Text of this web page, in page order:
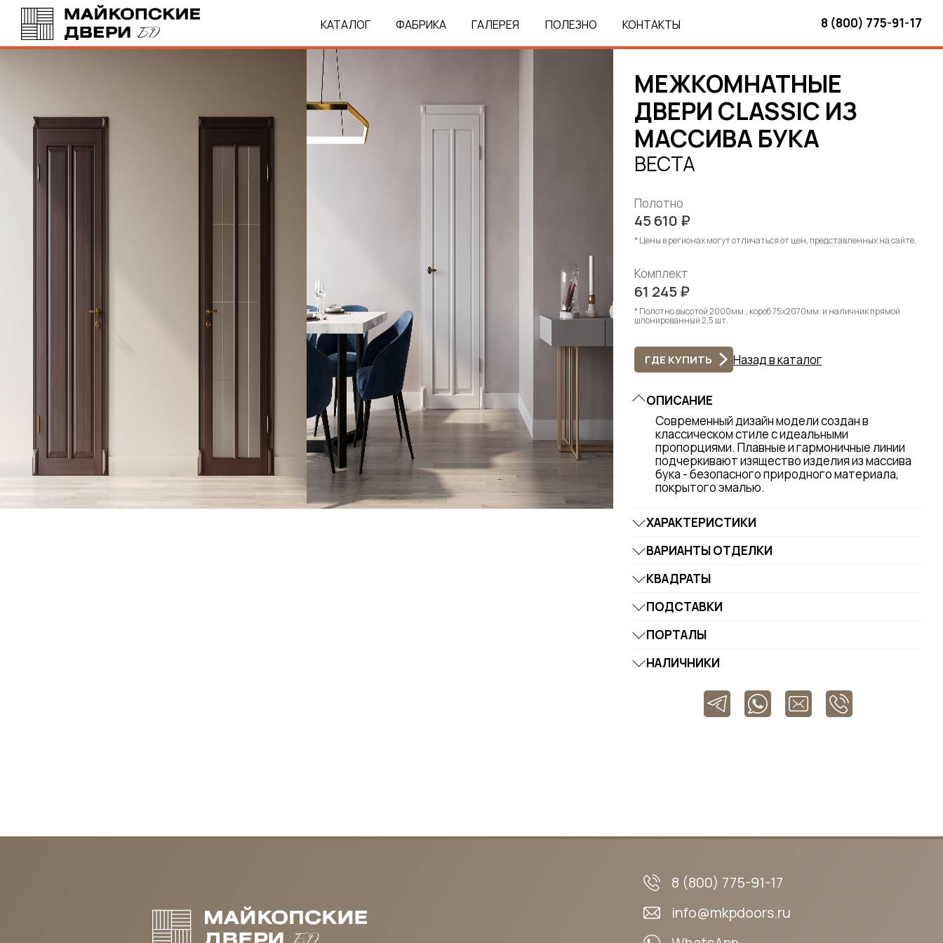
КАТАЛОГ ФАБРИКА ГАЛЕРЕЯ ПОЛЕЗНО КОНТАКТЫ 8 (800) 775-91-17
МЕЖКОМНАТНЫЕ
ДВЕРИ CLASSIC ИЗ
МАССИВА БУКА
ВЕСТА
Полотно
45 610 ₽
* Цены в регионах могут отличаться от цен, представленных на сайте.
Комплект
61 245₽
* Полотно высотой 2000мм., короб 75х2070мм. и наличник прямой
шпонированный 2,5 шт.
ГДЕ КУПИТЬ Назад в каталог
ОПИСАНИЕ
Современный дизайн модели создан в
классическом стиле с идеальными
пропорциями. Плавные и гармоничные линии
подчеркивают изящество изделия из массива
бука - безопасного природного материала,
покрытого эмалью.
ХАРАКТЕРИСТИКИ
ВАРИАНТЫ ОТДЕЛКИ
КВАДРАТЫ
ПОДСТАВКИ
ПОРТАЛЫ
НАЛИЧНИКИ
8 (800) 775-91-17
info@mkpdoors.ru